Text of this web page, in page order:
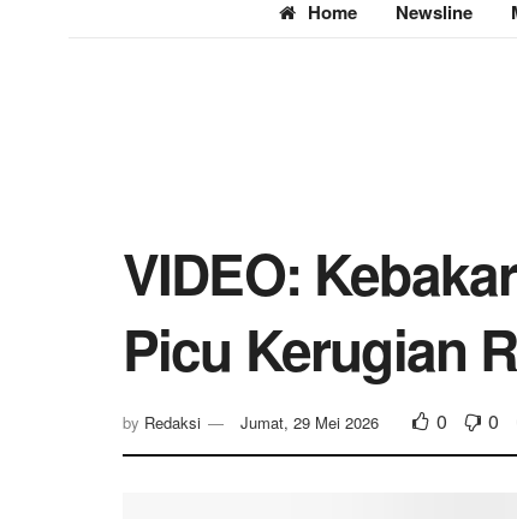
Home Newsline
VIDEO:
Picu Kerugian
by Redaksi Jumat, 29 Mei 2026 0 0